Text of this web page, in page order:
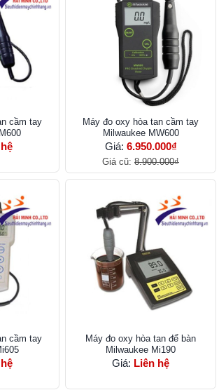
cầm tay
Máy đo oxy hòa tan cầm tay
Milwaukee MW600
Giá: 6.950.000₫
Giá cũ: 8.900.000₫
cầm tay
Máy đo oxy hòa tan để bàn
Milwaukee Mi190
Giá: Liên hệ